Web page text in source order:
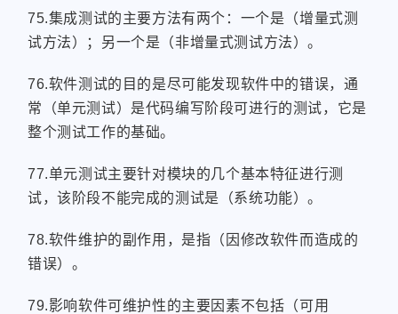
75.集成测试的主要方法有两个：一个是（增量式测
试方法）；另一个是（非增量式测试方法）。
76.软件测试的目的是尽可能发现软件中的错误，通
常（单元测试）是代码编写阶段可进行的测试，它是
整个测试工作的基础。
77.单元测试主要针对模块的几个基本特征进行测
试，该阶段不能完成的测试是（系统功能）。
78.软件维护的副作用，是指（因修改软件而造成的
错误）。
79.影响软件可维护性的主要因素不包括（可用